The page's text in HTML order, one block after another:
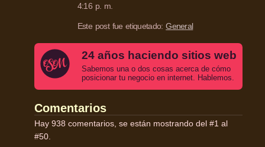
4:16 p. m.
Este post fue etiquetado:General
24 años haciendo sitios web
Sabemos una o dos cosas acerca de cómo
posicionar tu negocio en internet. Hablemos.
Comentarios
Hay 938 comentarios, se están mostrando del #1 al
#50.